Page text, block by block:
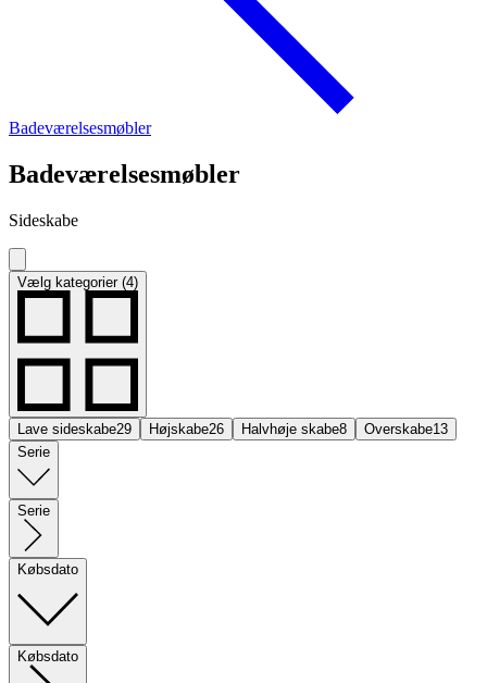
Badeværelsesmøbler
Badeværelsesmøbler
Sideskabe
Vælg kategorier (4)
Lave sideskabe29 Højskabe26 Halvhøje skabe8 Overskabe13
Serie
Serie
Købsdato
Købsdato